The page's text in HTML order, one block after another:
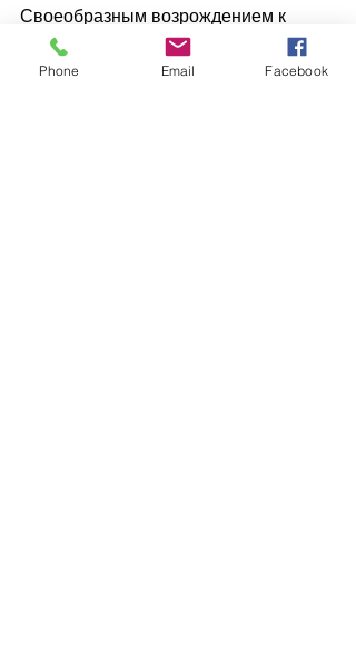
Своеобразным возрождением к
жизни для Кейт стало знакомство с
рок-гитаристом инди-рок-дуэта The
Phone Email Facebook